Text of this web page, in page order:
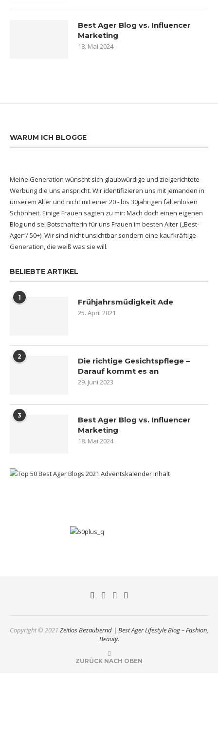
Best Ager Blog vs. Influencer
Marketing
18. Mai 2024
WARUM ICH BLOGGE
Meine Generation wünscht sich glaubwürdige und zielgerichtete
Werbung die uns anspricht. Wir identifizieren uns mit jemanden in
unserem Alter und nicht mit einer 20 - bis 30jährigen faltenlosen
Schönheit. Einige Frauen sagten zu mir: Mach doch einen eigenen
Blog und sei Botschafterin für uns Frauen im besten Alter („Best-
Ager“/ 50+). Wir sind nicht unsichtbar sondern eine kaufkräftige
Generation, die weiß was sie will.
BELIEBTE ARTIKEL
1 Frühjahrsmüdigkeit Ade
25. April 2021
2
Die richtige Gesichtspflege –
Darauf kommt es an
29. Juni 2023
3
Best Ager Blog vs. Influencer
Marketing
18. Mai 2024
Copyright © 2021 Zeitlos Bezaubernd | Best Ager Lifestyle Blog – Fashion,
Beauty.
ZURÜCK NACH OBEN